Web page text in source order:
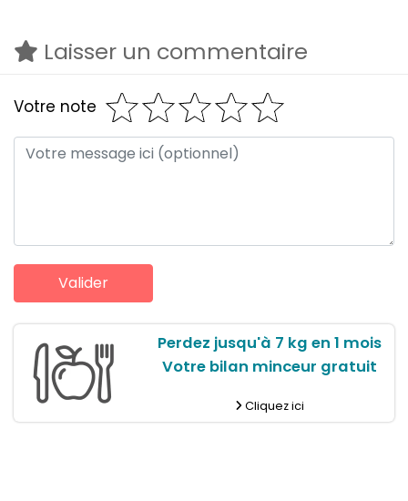
Laisser un commentaire
Votre note
Perdez jusqu'à 7 kg en 1 mois
Votre bilan minceur gratuit
Cliquez ici